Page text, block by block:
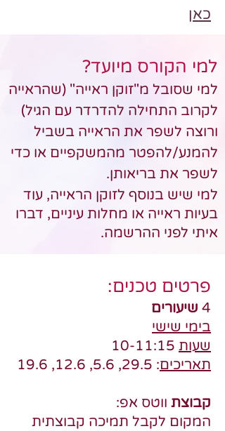
כאן
למי הקורס מיועד?
למי שסובל מ"זוקן ראייה" (שהראייה
לקרוב התחילה להדרדר עם הגיל)
ורוצה לשפר את הראייה בשביל
להמנע/להפטר מהמשקפיים או כדי
לשפר את בריאותן.
למי שיש בנוסף לזוקן הראייה, עוד
בעיות ראייה או מחלות עיניים, דברו
איתי לפני ההרשמה.
פרטים טכנים:
4 שיעורים
בימי שישי
שעות
תאריכים: 29.5, 5.6, 12.6, 19.6
קבוצת ווטס אפ:
המקום לקבל תמיכה קבוצתית